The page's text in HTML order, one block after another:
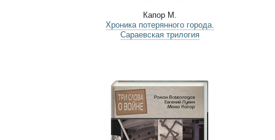
Капор М.
Хроника потерянного города.
Сараевская трилогия